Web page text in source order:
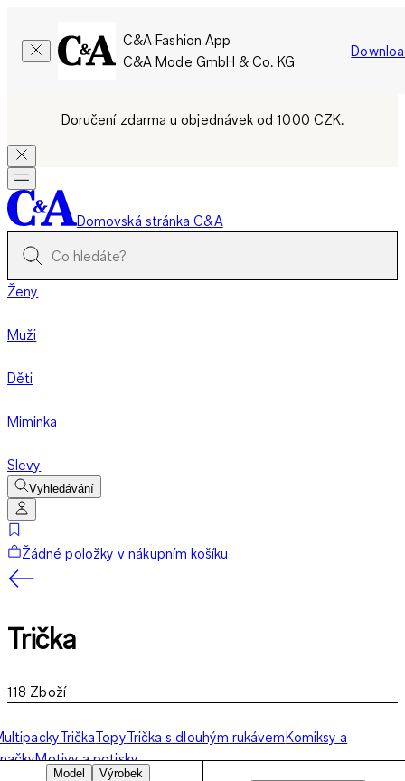
C&A Fashion App
C&A Mode GmbH & Co. KG
Doručení zdarma u objednávek od 1000 CZK.
Domovská stránka C&A
Ženy
Muži
Děti
Miminka
Slevy
Vyhledávání
Žádné položky v nákupním košíku
Trička
118 Zboží
TričkaTopyTrička s dlouhým rukávemKomiksy a
Motivy a potisky
Model
Výrobek